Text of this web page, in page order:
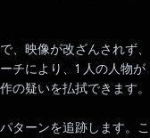
、映像が改ざんされず、
チにより、1 人の人物が
の疑いを払拭できます。
ターンを追跡します。こ